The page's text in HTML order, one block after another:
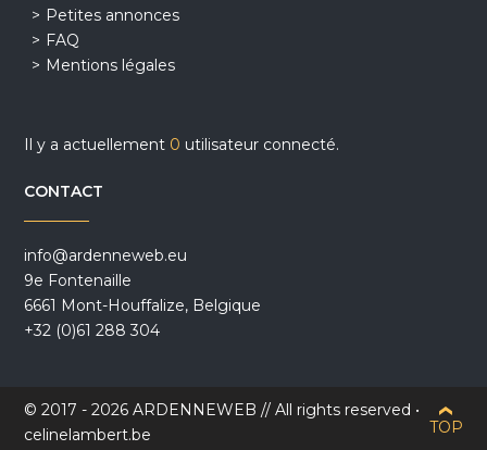
Petites annonces
FAQ
Mentions légales
Il y a actuellement 0 utilisateur connecté.
CONTACT
info@ardenneweb.eu
9e Fontenaille
6661 Mont-Houffalize, Belgique
+32 (0)61 288 304
© 2017 - 2026 ARDENNEWEB // All rights reserved •
celinelambert.be
TOP